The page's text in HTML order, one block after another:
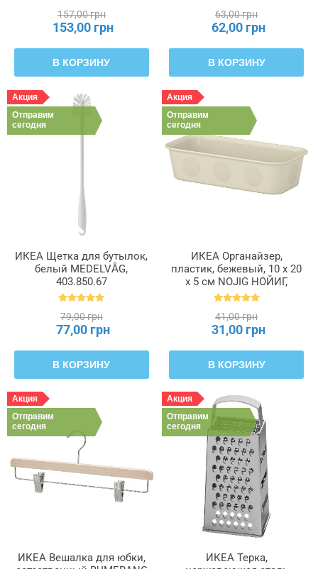
157,00 грн
153,00 грн
В КОРЗИНУ
63,00 грн
62,00 грн
В КОРЗИНУ
Акция
Отправим
сегодня
ИКЕА Щетка для бутылок,
белый MEDELVÅG,
403.850.67
79,00 грн
77,00 грн
В КОРЗИНУ
Акция
Отправим
сегодня
ИКЕА Органайзер,
пластик, бежевый, 10 x 20
x 5 см NOJIG НОЙИГ,
704.574.87
41,00 грн
31,00 грн
В КОРЗИНУ
Акция
Отправим
сегодня
ИКЕА Вешалка для юбки,
Акция
Отправим
сегодня
ИКЕА Терка,